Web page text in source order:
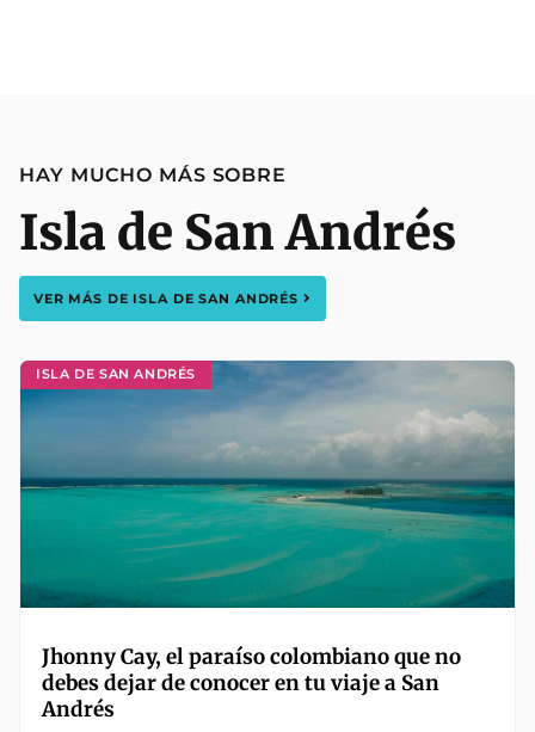
HAY MUCHO MÁS SOBRE
Isla de San Andrés
VER MÁS DE ISLA DE SAN ANDRÉS
ISLA DE SAN ANDRÉS
Jhonny Cay, el paraíso colombiano que no
debes dejar de conocer en tu viaje a San
Andrés